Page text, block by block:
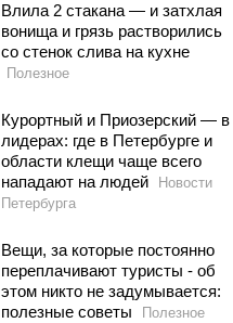
Влила 2 стакана — и затхлая
вонища и грязь растворились
со стенок слива на кухне
Полезное
Курортный и Приозерский — в
лидерах: где в Петербурге и
области клещи чаще всего
нападают на людей
Новости
Петербурга
Вещи, за которые постоянно
переплачивают туристы - об
этом никто не задумывается:
полезные советы
Полезное